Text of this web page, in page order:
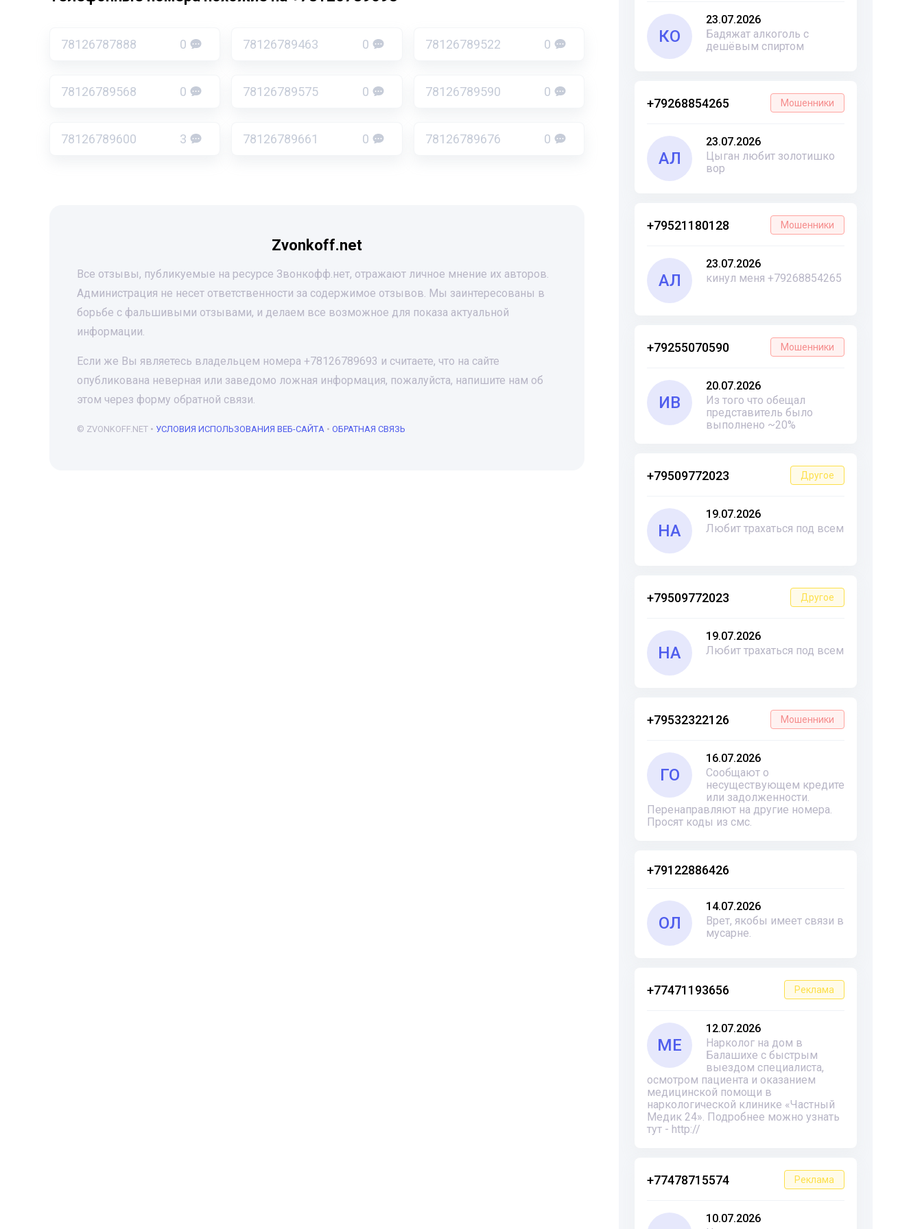
КО
23.07.2026
Бадяжат алкоголь с
дешёвым спиртом
+79268854265 Мошенники
АЛ
23.07.2026
Цыган любит золотишко
вор
+79521180128 Мошенники
АЛ
23.07.2026
кинул меня +79268854265
+79255070590 Мошенники
ИВ
20.07.2026
Из того что обещал
представитель было
выполнено ~20%
+79509772023 Другое
НА
19.07.2026
Любит трахаться под всем
+79509772023 Другое
НА
19.07.2026
Любит трахаться под всем
+79532322126 Мошенники
ГО
16.07.2026
Сообщают о
несуществующем кредите
или задолженности.
Перенаправляют на другие номера.
Просят коды из смс.
+79122886426
ОЛ
14.07.2026
Врет, якобы имеет связи в
мусарне.
+77471193656 Реклама
ME
12.07.2026
Нарколог на дом в
Балашихе с быстрым
выездом специалиста,
осмотром пациента и оказанием
медицинской помощи в
наркологической клинике «Частный
Медик 24». Подробнее можно узнать
тут - http://
+77478715574 Реклама
10.07.2026
78126787888 0 78126789463 0 78126789522 0
78126789568 0 78126789575 0 78126789590 0
78126789600 3 78126789661 0 78126789676 0
Zvonkoff.net
Все отзывы, публикуемые на ресурсе Звонкофф.нет, отражают личное мнение их авторов.
Администрация не несет ответственности за содержимое отзывов. Мы заинтересованы в
борьбе с фальшивыми отзывами, и делаем все возможное для показа актуальной
информации.
Если же Вы являетесь владельцем номера +78126789693 и считаете, что на сайте
опубликована неверная или заведомо ложная информация, пожалуйста, напишите нам об
этом через форму обратной связи.
© ZVONKOFF.NET • УСЛОВИЯ ИСПОЛЬЗОВАНИЯ ВЕБ-САЙТА • ОБРАТНАЯ СВЯЗЬ